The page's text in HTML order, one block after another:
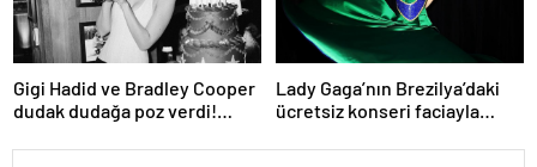
Gigi Hadid ve Bradley Cooper
dudak dudağa poz verdi!
Lady Gaga’nın Brezilya’daki
ücretsiz konseri faciayla